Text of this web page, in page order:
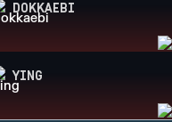
DOKKAEBI
YING